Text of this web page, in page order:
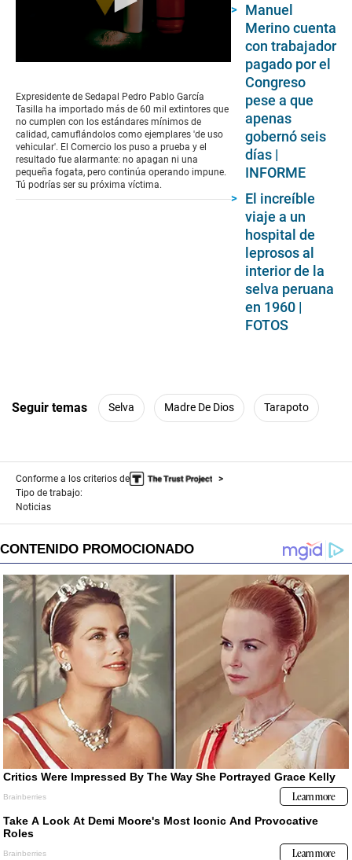
of
12
minutes,
0
Expresidente de Sedapal Pedro Pablo García
Tasilla ha importado más de 60 mil extintores que
no cumplen con los estándares mínimos de
calidad, camuflándolos como ejemplares 'de uso
vehicular'. El Comercio los puso a prueba y el
resultado fue alarmante: no apagan ni una
pequeña fogata, pero continúa operando impune.
Tú podrías ser su próxima víctima.
Manuel
Merino cuenta
con trabajador
pagado por el
Congreso
pese a que
apenas
gobernó seis
días |
INFORME
El increíble
viaje a un
hospital de
leprosos al
interior de la
selva peruana
en 1960 |
FOTOS
Seguir temas Selva Madre De Dios Tarapoto
Conforme a los criterios de
Tipo de trabajo:
Noticias